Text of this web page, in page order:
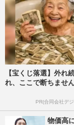
【宝くじ落選】外れ
れ、ここで断ちませ
PR(合同会社デ
物価高